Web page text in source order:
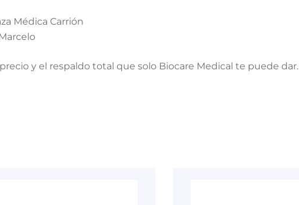
Médica Carrión
y el respaldo total que solo Biocare Medical te puede dar.